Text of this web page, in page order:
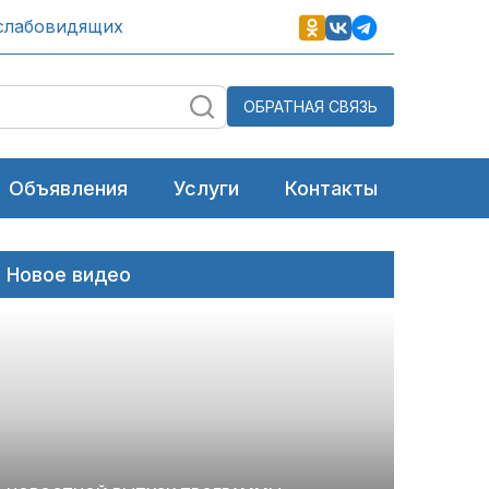
ОБРАТНАЯ СВЯЗЬ
Объявления Услуги Контакты
Новое видео